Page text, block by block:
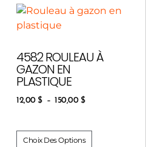
4582 ROULEAU À
GAZON EN
PLASTIQUE
12,00$ – 150,00 $
Choix Des Options